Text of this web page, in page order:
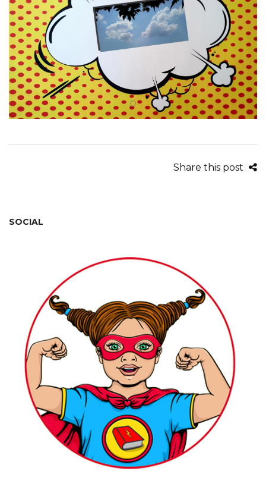
Share this post
SOCIAL